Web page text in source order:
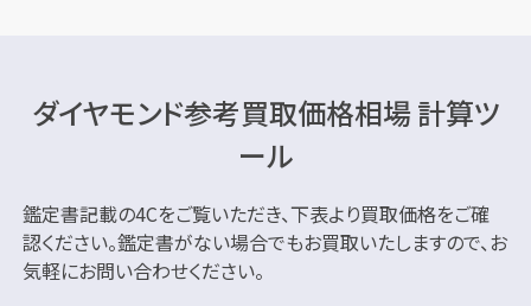
ダイヤモンド参考買取価格相場 計算ツ
ール
鑑定書記載の4Cをご覧いただき、下表より買取価格をご確
認ください。鑑定書がない場合でもお買取いたしますので、お
気軽にお問い合わせください。